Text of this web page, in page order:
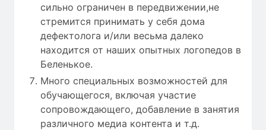
сильно ограничен в передвижении,не
стремится принимать у себя дома
дефектолога и/или весьма далеко
находится от наших опытных логопедов в
Беленькое.
Много специальных возможностей для
обучающегося, включая участие
сопровождающего, добавление в занятия
различного медиа контента и т.д.